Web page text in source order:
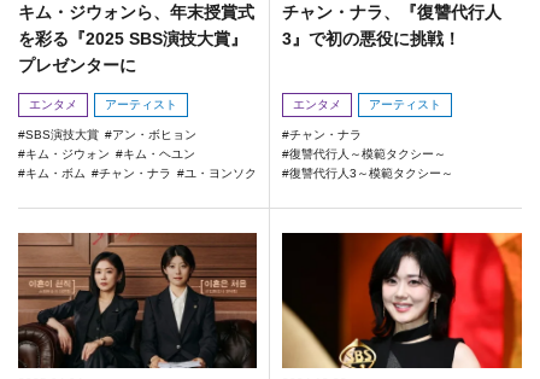
キム・ジウォンら、年末授賞式
を彩る『2025 SBS演技大賞』
プレゼンターに
エンタメ アーティスト
SBS演技大賞
アン・ボヒョン
キム・ジウォン
キム・ヘユン
キム・ボム
チャン・ナラ ユ・ヨンソク
チャン・ナラ、『復讐代行人
3』で初の悪役に挑戦！
エンタメ アーティスト
チャン・ナラ
復讐代行人～模範タクシー～
復讐代行人3～模範タクシー～